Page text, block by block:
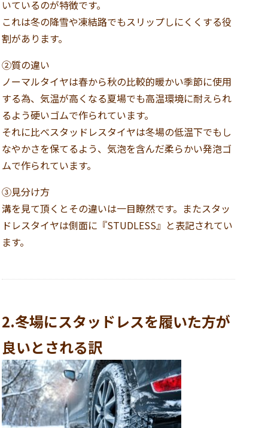
いているのが特徴です。
これは冬の降雪や凍結路でもスリップしにくくする役
割があります。
②質の違い
ノーマルタイヤは春から秋の比較的暖かい季節に使用
する為、気温が高くなる夏場でも高温環境に耐えられ
るよう硬いゴムで作られています。
それに比べスタッドレスタイヤは冬場の低温下でもし
なやかさを保てるよう、気泡を含んだ柔らかい発泡ゴ
ムで作られています。
③見分け方
溝を見て頂くとその違いは一目瞭然です。またスタッ
ドレスタイヤは側面に『STUDLESS』と表記されてい
ます。
2.冬場にスタッドレスを履いた方が
良いとされる訳